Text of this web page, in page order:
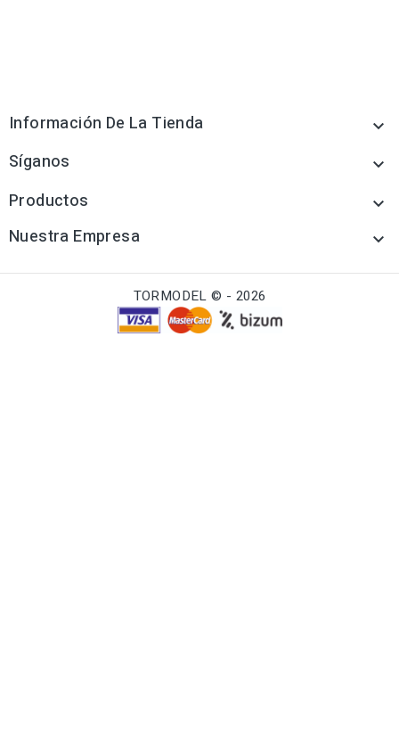
Información De La Tienda 
Síganos 
Productos 
Nuestra Empresa 
TORMODEL © - 2026